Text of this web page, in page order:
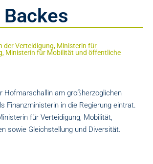
der Verteidigung, Ministerin für
Ministerin für Mobilität und öffentliche
Hofmarschallin am großherzoglichen
Finanzministerin in die Regierung eintrat.
für Verteidigung, Mobilität,
sowie Gleichstellung und Diversität.